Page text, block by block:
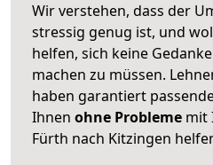
Wir verstehen, dass der
stressig genug ist, und
helfen, sich keine
machen zu müssen.
haben garantiert
Ihnen ohne Probleme mit
Fürth nach Kitzingen